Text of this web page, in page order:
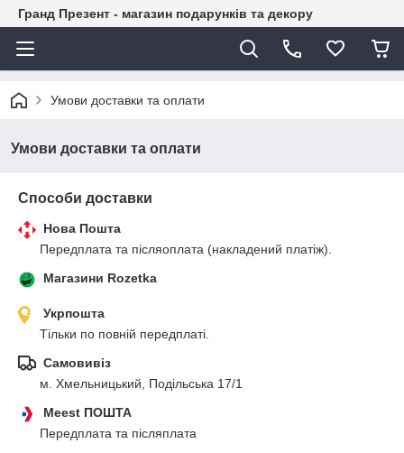
Гранд Презент - магазин подарунків та декору
Умови доставки та оплати
Умови доставки та оплати
Способи доставки
Нова Пошта
Передплата та післяоплата (накладений платіж).
Магазини Rozetka
Укрпошта
Тільки по повній передплаті.
Самовивіз
м. Хмельницький, Подільська 17/1
Meest ПОШТА
Передплата та післяплата